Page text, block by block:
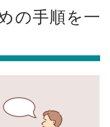
の手順を一